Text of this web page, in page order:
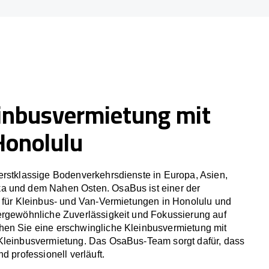
mit
Bodenverkehrsdienste in Europa, Asien,
und dem Nahen Osten. OsaBus ist einer der
Kleinbus- und Van-Vermietungen in Honolulu und
Zuverlässigkeit und Fokussierung auf
Sie eine erschwingliche Kleinbusvermietung mit
Das OsaBus-Team sorgt dafür, dass
professionell verläuft.